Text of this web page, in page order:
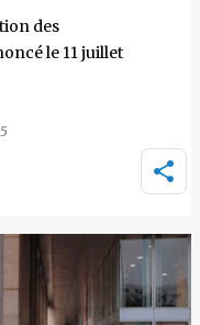
des
le 11 juillet